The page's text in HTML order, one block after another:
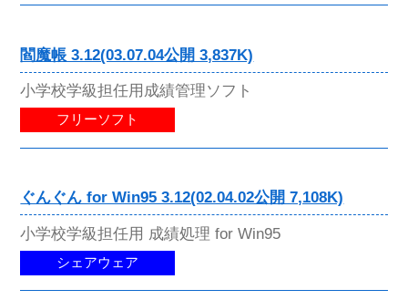
閻魔帳 3.12(03.07.04公開 3,837K)
小学校学級担任用成績管理ソフト
フリーソフト
ぐんぐん for Win95 3.12(02.04.02公開 7,108K)
小学校学級担任用 成績処理 for Win95
シェアウェア